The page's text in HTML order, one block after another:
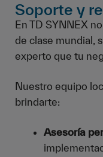
Soporte y
En TD SYNNEX
de clase mundial,
experto que tu
Nuestro equipo
brindarte:
Asesoría